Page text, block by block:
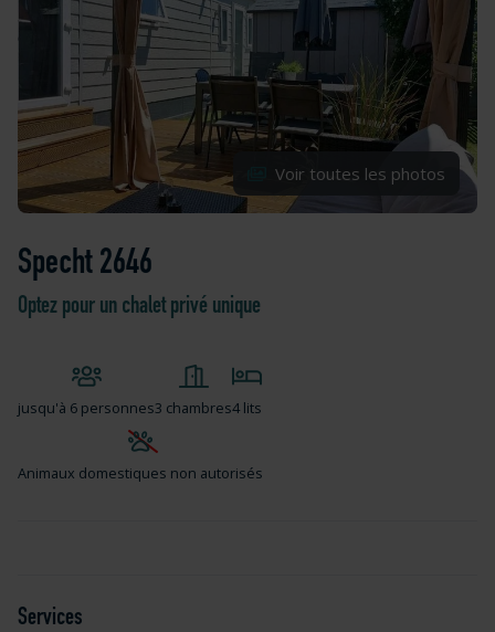
Voir toutes les photos
Specht 2646
Optez pour un chalet privé unique
jusqu'à 6 personnes3 chambres4 lits
Animaux domestiques non autorisés
Services